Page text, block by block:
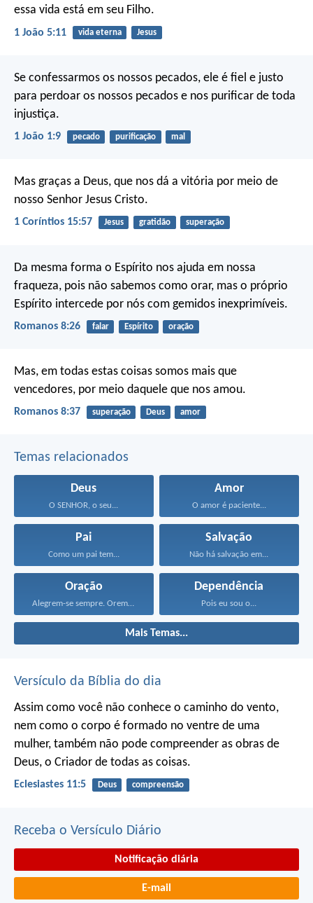
essa vida está em seu Filho.
1 João 5:11 vida eterna Jesus
Se confessarmos os nossos pecados, ele é fiel e justo
para perdoar os nossos pecados e nos purificar de toda
injustiça.
1 João 1:9 pecado purificação mal
Mas graças a Deus, que nos dá a vitória por meio de
nosso Senhor Jesus Cristo.
1 Coríntios 15:57 Jesus gratidão superação
Da mesma forma o Espírito nos ajuda em nossa
fraqueza, pois não sabemos como orar, mas o próprio
Espírito intercede por nós com gemidos inexprimíveis.
Romanos 8:26 falar Espírito oração
Mas, em todas estas coisas somos mais que
vencedores, por meio daquele que nos amou.
Romanos 8:37 superação Deus amor
Temas relacionados
Deus
O SENHOR, o seu...
Amor
O amor é paciente...
Pai
Como um pai tem...
Salvação
Não há salvação em...
Oração
Alegrem-se sempre. Orem continuamente...
Dependência
Pois eu sou o...
Mais Temas...
Versículo da Bíblia do dia
Assim como você não conhece o caminho do vento,
nem como o corpo é formado no ventre de uma
mulher, também não pode compreender as obras de
Deus, o Criador de todas as coisas.
Eclesiastes 11:5 Deus compreensão
Receba o Versículo Diário
Notificação diária
E-mail